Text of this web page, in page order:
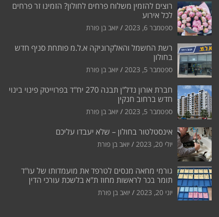
רוצים להזמין משלוח פרחים לחולון? הזמינו זר פרחים
לכל אירוע
ספטמבר 6, 2023 יואב בן פורת
רשת החשמל והאלקרוניקה א.ל.מ פותחת סניף חדש
בחולון
ספטמבר 5, 2023 יואב בן פורת
חברת אורון נדל"ן תבנה 270 יח"ד בפרוייטק פינוי בינוי
חדש ברחוב חנקין
ספטמבר 5, 2023 יואב בן פורת
אינסטלטור בחולון – שלא יעבדו עליכם
יולי 20, 2023 יואב בן פורת
גורמי מחאה מנסים לטרפד את מועמדותו של עו"ד
תומר בכר לראשות מחוז ת"א בלשכת עורכי הדין
יוני 20, 2023 יואב בן פורת